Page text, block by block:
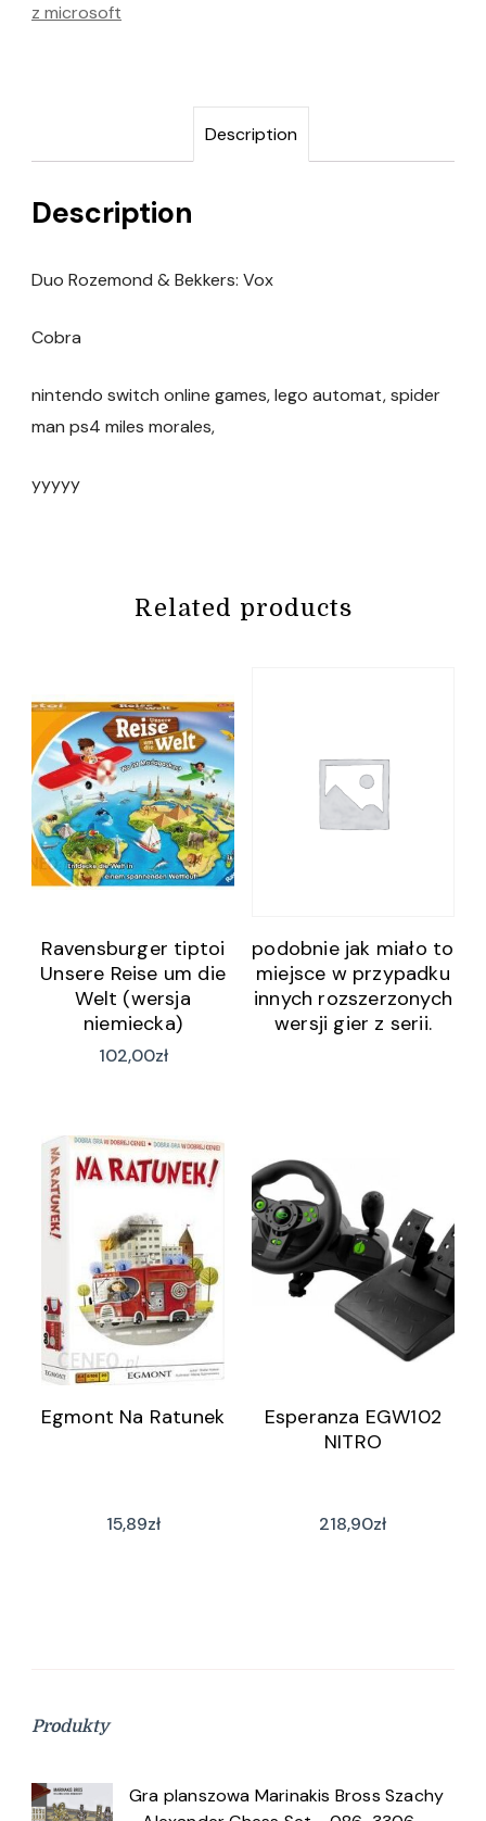
z microsoft
Description
Description
Duo Rozemond & Bekkers: Vox
Cobra
nintendo switch online games, lego automat, spider
man ps4 miles morales,
yyyyy
Related products
Ravensburger tiptoi
Unsere Reise um die
Welt (wersja
niemiecka)
102,00zł
podobnie jak miało to
miejsce w przypadku
innych rozszerzonych
wersji gier z serii.
Egmont Na Ratunek
15,89zł
Esperanza EGW102
NITRO
218,90zł
Produkty
Gra planszowa Marinakis Bross Szachy